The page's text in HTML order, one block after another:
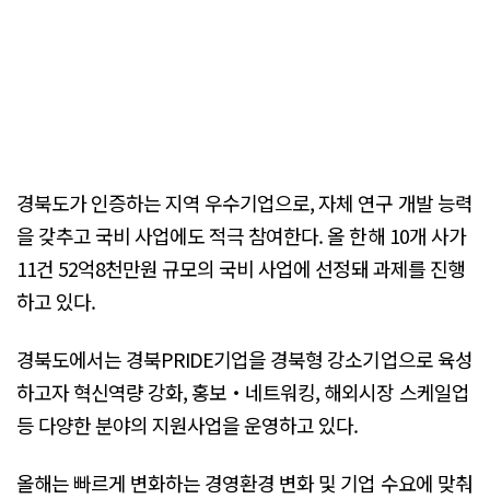
경북도가 인증하는 지역 우수기업으로, 자체 연구 개발 능력
을 갖추고 국비 사업에도 적극 참여한다. 올 한해 10개 사가
11건 52억8천만원 규모의 국비 사업에 선정돼 과제를 진행
하고 있다.
경북도에서는 경북PRIDE기업을 경북형 강소기업으로 육성
하고자 혁신역량 강화, 홍보‧네트워킹, 해외시장 스케일업
등 다양한 분야의 지원사업을 운영하고 있다.
올해는 빠르게 변화하는 경영환경 변화 및 기업 수요에 맞춰